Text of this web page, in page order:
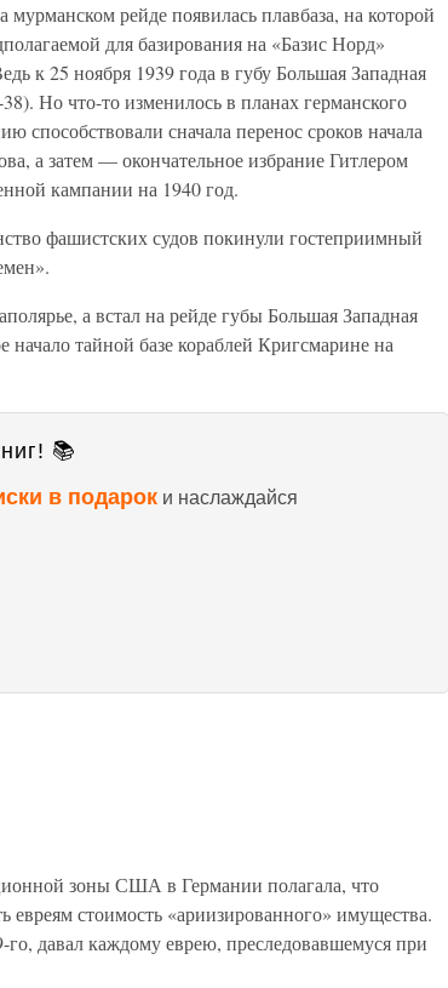
мурманском рейде появилась плавбаза, на которой
для базирования на «Базис Норд»
к 25 ноября 1939 года в губу Большая Западная
Но что-то изменилось в планах германского
сначала перенос сроков начала
а затем — окончательное избрание Гитлером
кампании на 1940 год.
фашистских судов покинули гостеприимный
а встал на рейде губы Большая Западная
тайной базе кораблей Кригсмарине на
📚
в подарок и наслаждайся
зоны США в Германии полагала, что
евреям стоимость «ариизированного» имущества.
давал каждому еврею, преследовавшемуся при